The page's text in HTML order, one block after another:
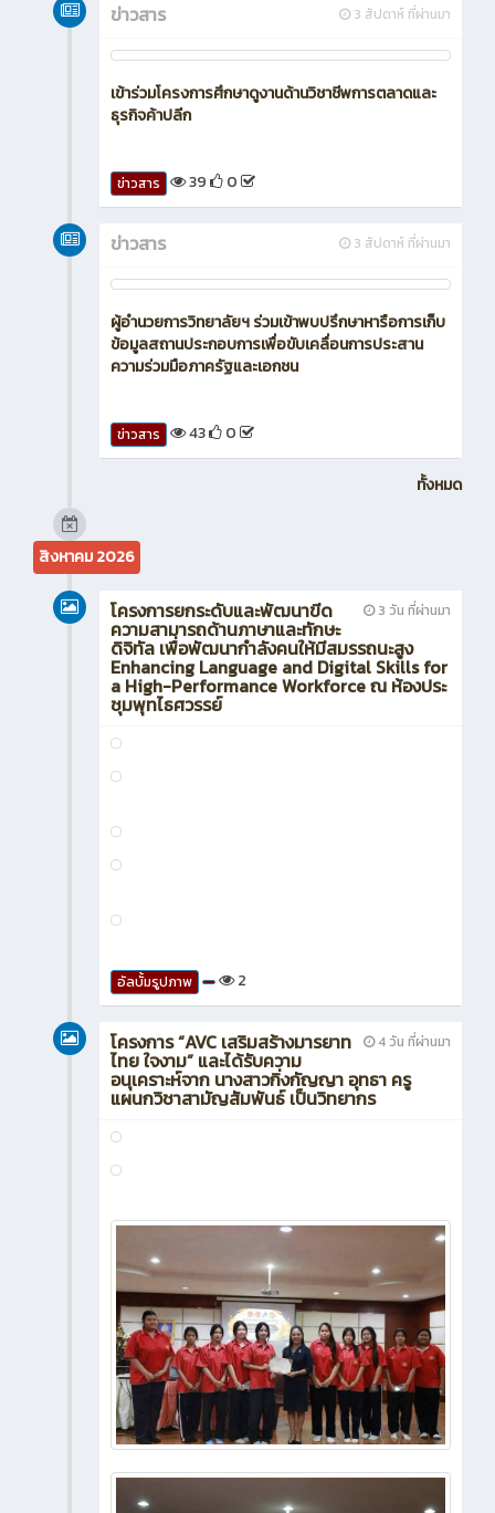
3 สัปดาห์ ที่ผ่านมา
ข่าวสาร
เข้าร่วมโครงการศึกษาดูงานด้านวิชาชีพการตลาดและ
ธุรกิจค้าปลีก
ข่าวสาร 39 0
3 สัปดาห์ ที่ผ่านมา
ข่าวสาร
ผู้อำนวยการวิทยาลัยฯ ร่วมเข้าพบปรึกษาหารือการเก็บ
ข้อมูลสถานประกอบการเพื่อขับเคลื่อนการประสาน
ความร่วมมือภาครัฐและเอกชน
ข่าวสาร 43 0
ทั้งหมด
สิงหาคม 2026
3 วัน ที่ผ่านมา
โครงการยกระดับและพัฒนาขีด
ความสามารถด้านภาษาและทักษะ
ดิจิทัล เพื่อพัฒนากำลังคนให้มีสมรรถนะสูง
Enhancing Language and Digital Skills for
a High-Performance Workforce ณ ห้องประ
ชุมพุทไธศวรรย์
อัลบั้มรูปภาพ 2
4 วัน ที่ผ่านมา
โครงการ “AVC เสริมสร้างมารยาท
ไทย ใจงาม” และได้รับความ
อนุเคราะห์จาก นางสาวกิ่งกัญญา อุทธา ครู
แผนกวิชาสามัญสัมพันธ์ เป็นวิทยากร